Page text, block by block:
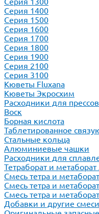
Серия 1400
Серия 1500
Серия 1600
Серия 1700
Серия 1800
Серия 1900
Серия 2100
Серия 3100
Кюветы Fluxana
Кюветы Экросхим
Расходники для
Воск
Борная кислота
Таблетированное
Стальные кольца
Алюминиевые чашки
Расходники для
Тетраборат и
Смесь тетра и
Смесь тетра и
Смесь тетра и
Добавки и другие смеси